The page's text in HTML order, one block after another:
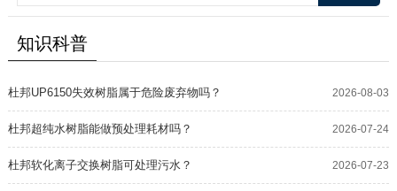
知识科普
杜邦UP6150失效树脂属于危险废弃物吗？ 2026-08-03
杜邦超纯水树脂能做预处理耗材吗？ 2026-07-24
杜邦软化离子交换树脂可处理污水？ 2026-07-23